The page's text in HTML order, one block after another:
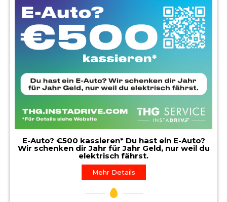
E-Auto? €500 kassieren* Du hast ein E-Auto?
Wir schenken dir Jahr für Jahr Geld, nur weil du
elektrisch fährst.
Mehr Details